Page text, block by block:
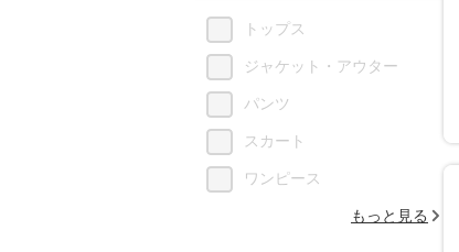
トップス
ジャケット・アウター
パンツ
スカート
ワンピース
もっと見る